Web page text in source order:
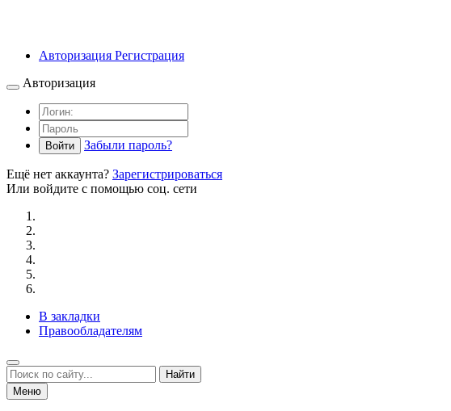
Авторизация Регистрация
Авторизация
Войти Забыли пароль?
Ещё нет аккаунта? Зарегистрироваться
Или войдите с помощью соц. сети
В закладки
Правообладателям
Найти
Меню